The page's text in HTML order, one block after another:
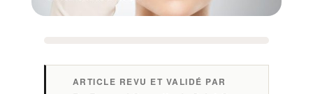
ARTICLE REVU ET VALIDÉ PAR